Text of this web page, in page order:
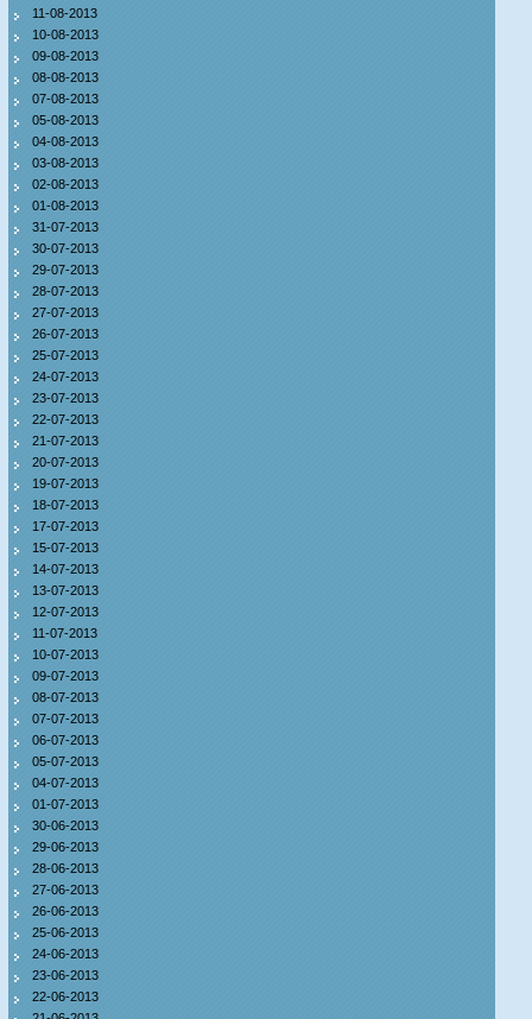
11-08-2013
10-08-2013
09-08-2013
08-08-2013
07-08-2013
05-08-2013
04-08-2013
03-08-2013
02-08-2013
01-08-2013
31-07-2013
30-07-2013
29-07-2013
28-07-2013
27-07-2013
26-07-2013
25-07-2013
24-07-2013
23-07-2013
22-07-2013
21-07-2013
20-07-2013
19-07-2013
18-07-2013
17-07-2013
15-07-2013
14-07-2013
13-07-2013
12-07-2013
11-07-2013
10-07-2013
09-07-2013
08-07-2013
07-07-2013
06-07-2013
05-07-2013
04-07-2013
01-07-2013
30-06-2013
29-06-2013
28-06-2013
27-06-2013
26-06-2013
25-06-2013
24-06-2013
23-06-2013
22-06-2013